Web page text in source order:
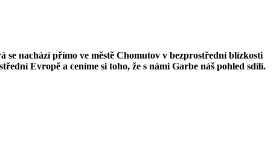
se nachází přímo ve městě Chomutov v bezprostřední blízkosti
Evropě a ceníme si toho, že s námi Garbe náš pohled sdílí.